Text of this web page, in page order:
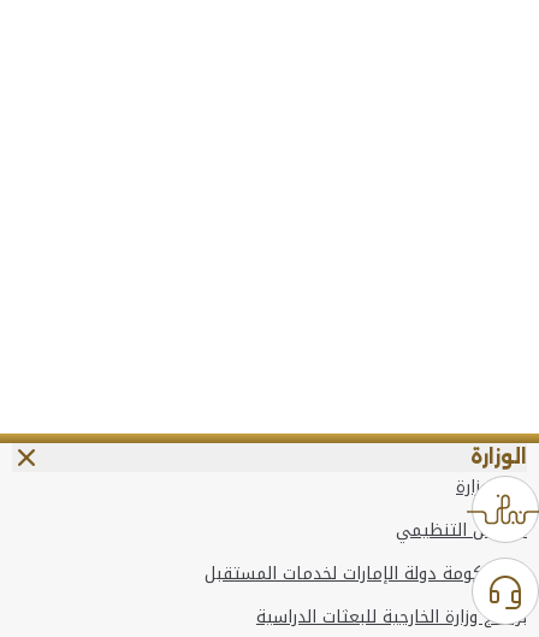
الوزارة
عن الوزارة
الهيكل التنظيمي
وعد حكومة دولة الإمارات لخدمات المستقبل
برنامج وزارة الخارجية للبعثات الدراسية